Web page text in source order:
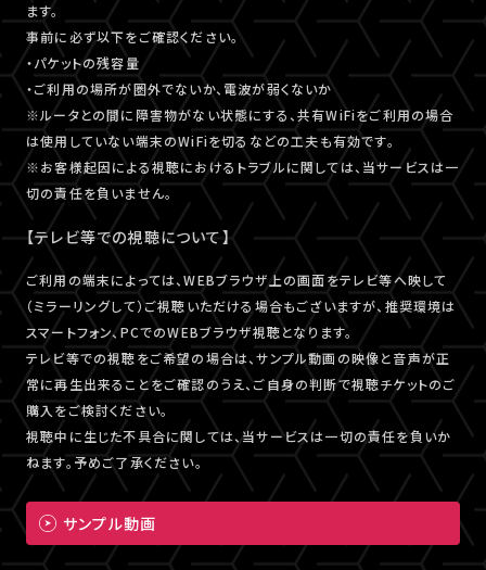
ます。
事前に必ず以下をご確認ください。
・パケットの残容量
・ご利用の場所が圏外でないか、電波が弱くないか
※ルータとの間に障害物がない状態にする、共有WiFiをご利用の場合
は使用していない端末のWiFiを切るなどの工夫も有効です。
※お客様起因による視聴におけるトラブルに関しては、当サービスは一
切の責任を負いません。
【テレビ等での視聴について】
ご利用の端末によっては、WEBブラウザ上の画面をテレビ等へ映して
（ミラーリングして）ご視聴いただける場合もございますが、推奨環境は
スマートフォン、PCでのWEBブラウザ視聴となります。
テレビ等での視聴をご希望の場合は、サンプル動画の映像と音声が正
常に再生出来ることをご確認のうえ、ご自身の判断で視聴チケットのご
購入をご検討ください。
視聴中に生じた不具合に関しては、当サービスは一切の責任を負いか
ねます。予めご了承ください。
サンプル動画